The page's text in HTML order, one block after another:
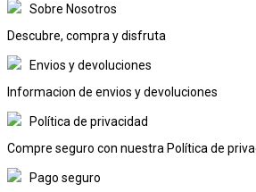
Sobre Nosotros
Descubre, compra y disfruta
Envios y devoluciones
Informacion de envios y devoluciones
Política de privacidad
Compre seguro con nuestra Política de
Pago seguro